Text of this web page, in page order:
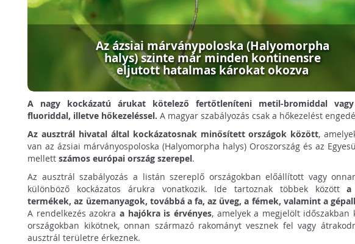
Az ázsiai márványpoloska (Halyomorpha
halys) szinte már minden kontinensre
eljutott hatalmas károkat okozva
A nagy kockázatú árukat kötelező fertőtleníteni metil-bromiddal
fluoriddal, illetve hőkezeléssel. A magyar szabályozás csak a hőkezelést
Az ausztrál hivatal által kockázatosnak minősített országok között,
van az ázsiai márványospoloska (Halyomorpha halys) Oroszország és az
mellettszámos európai ország szerepel.
Az ausztrál szabályozás a listán szereplő országokban előállított vagy
különböző kockázatos árukra vonatkozik. Ide tartoznak többek közötta
termékek, az üzemanyagok, továbbá a fa, az üveg, a fémek, valamint a
A rendelkezés azokraa hajókra is érvényes, amelyek a megjelölt időszakban
országokban kikötnek, onnan származó rakományt vesznek fel vagy
ausztrál területre érkeznek.